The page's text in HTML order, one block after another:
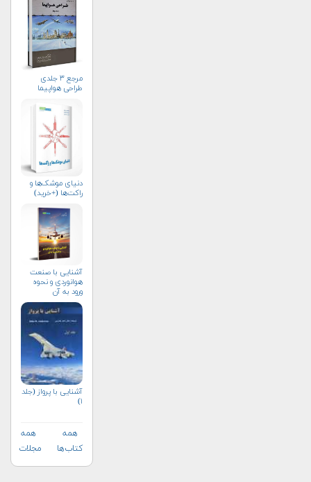
مرجع ۳ جلدی
طراحی هواپیما
دنیای موشک‌ها و
راکت‌ها (+خرید)
آشنایی با صنعت
هوانوردی و نحوه
ورود به آن
آشنایی با پرواز (جلد
۱)
همه
کتاب‌ها
همه
مجلات